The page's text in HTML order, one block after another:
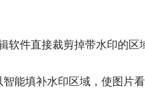
软件直接裁剪掉带水印的区
智能填补水印区域，使图片